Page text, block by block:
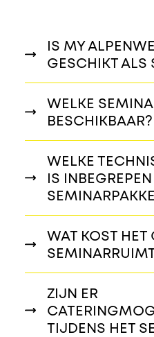
IS MY
GESCHIKT ALS
WELKE
BESCHIKBAAR?
WELKE
IS
WAT KOST HET
ZIJN ER
TIJDENS HET